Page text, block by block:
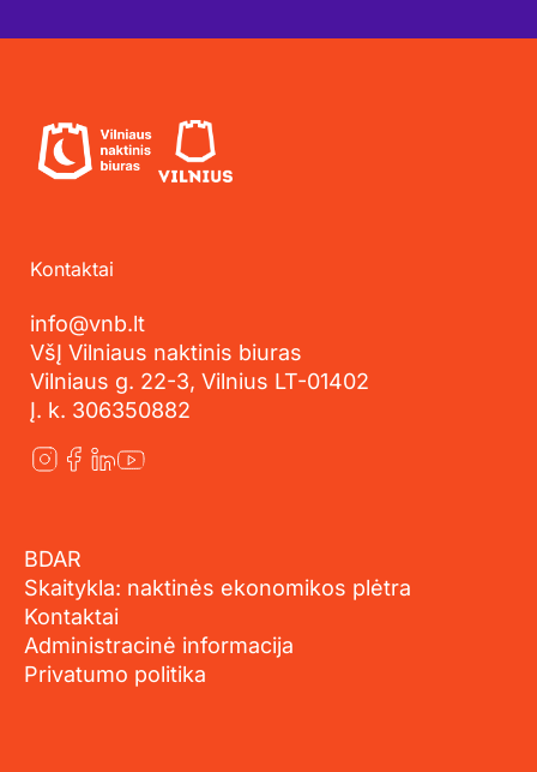
Kontaktai
info@vnb.lt
VšĮ Vilniaus naktinis biuras
Vilniaus g. 22-3, Vilnius LT-01402
Į. k. 306350882
BDAR
Skaitykla: naktinės ekonomikos plėtra
Kontaktai
Administracinė informacija
Privatumo politika